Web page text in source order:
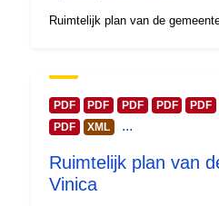
Ruimtelijk plan van de
PDF PDF PDF PDF PDF
PDF
XML ...
Ruimtelijk plan van
Vinica